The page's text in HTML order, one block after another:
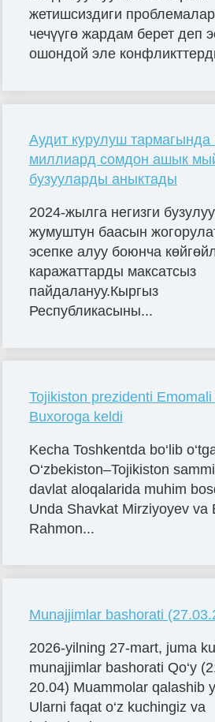
жетишсиздиги
чечүүгө жардам берет деп
ошондой эле
Аудит курулуш тармагында
миллиард сомдон ашык
бузууларды аныктады
2024-жылга негизги
жумуштун баасын
эсепке алуу боюнча
каражаттарды максатсыз
пайдалануу.Кыргыз
Республикасыны...
Tojikiston prezidenti
Buxoroga keldi
Kecha Toshkentda bo‘lib
O‘zbekiston–Tojikiston
davlat aloqalarida muhim
Unda Shavkat Mirziyoyev va
Rahmon...
Munajjimlar bashorati
2026-yilning 27-mart, juma
munajjimlar bashorati Qo‘y
20.04) Muammolar qalashib
Ularni faqat o‘z kuchingiz va